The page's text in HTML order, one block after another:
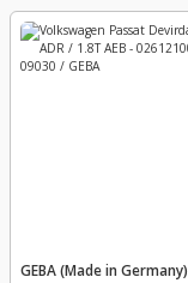
GEBA (Made in Germany)